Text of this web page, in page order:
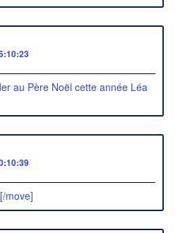
au Père Noël cette année Léa
[/move]